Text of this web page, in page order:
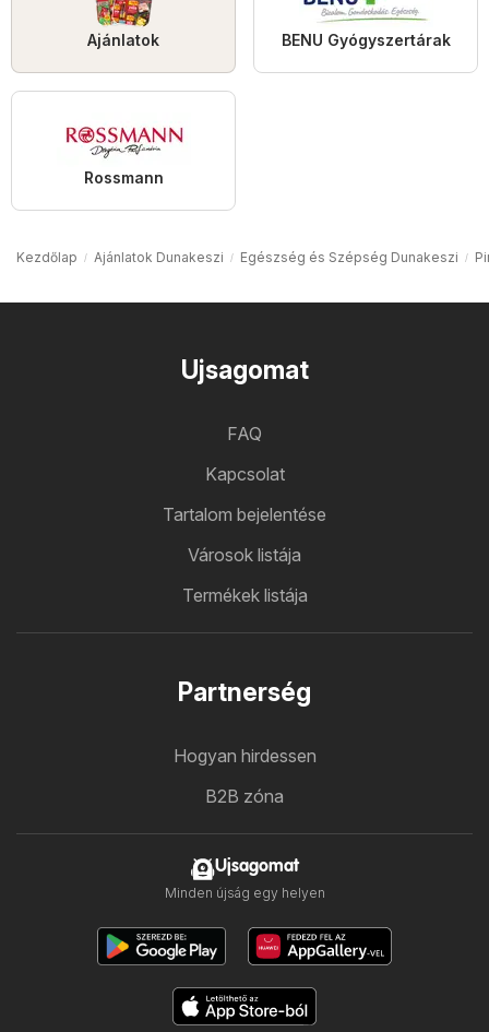
Ajánlatok BENU Gyógyszertárak
Rossmann
Kezdőlap Ajánlatok Dunakeszi Egészség és Szépség Dunakeszi
Ujsagomat
FAQ
Kapcsolat
Tartalom bejelentése
Városok listája
Termékek listája
Partnerség
Hogyan hirdessen
B2B zóna
Ujsagomat
Minden újság egy helyen